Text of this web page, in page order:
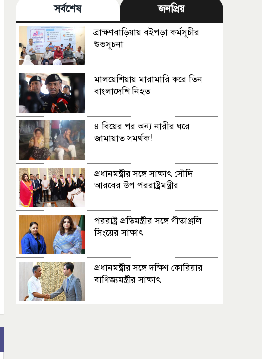
সর্বশেষ জনপ্রিয়
ব্রাক্ষণবাড়িয়ায় বইপড়া কর্মসূচীর
শুভসূচনা
মালয়েশিয়ায় মারামারি করে তিন
বাংলাদেশি নিহত
৪ বিয়ের পর অন্য নারীর ঘরে
জামায়াত সমর্থক!
প্রধানমন্ত্রীর সঙ্গে সাক্ষাৎ সৌদি
আরবের উপ পররাষ্ট্রমন্ত্রীর
পররাষ্ট্র প্রতিমন্ত্রীর সঙ্গে গীতাঞ্জলি
সিংয়ের সাক্ষাৎ
প্রধানমন্ত্রীর সঙ্গে দক্ষিণ কোরিয়ার
বাণিজ্যমন্ত্রীর সাক্ষাৎ